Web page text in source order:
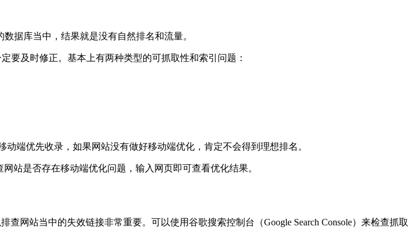
据库当中，结果就是没有自然排名和流量。
要及时修正。基本上有两种类型的可抓取性和索引问题：
端优先收录，如果网站没有做好移动端优化，肯定不会得到理想排名。
网站是否存在移动端优化问题，输入网页即可查看优化结果。
网站当中的失效链接非常重要。可以使用谷歌搜索控制台（Google Search Console）来检查抓取